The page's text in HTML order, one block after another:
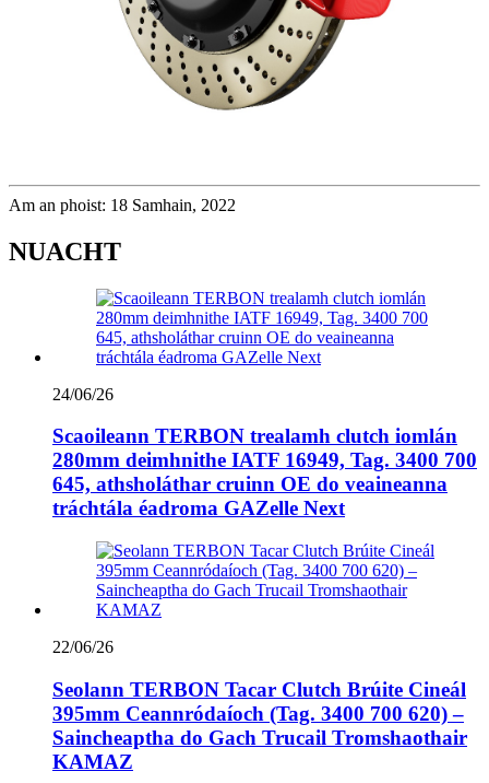
Am an phoist: 18 Samhain, 2022
NUACHT
24/06/26
Scaoileann TERBON trealamh clutch iomlán
280mm deimhnithe IATF 16949, Tag. 3400 700
645, athsholáthar cruinn OE do veaineanna
tráchtála éadroma GAZelle Next
22/06/26
Seolann TERBON Tacar Clutch Brúite Cineál
395mm Ceannródaíoch (Tag. 3400 700 620) –
Saincheaptha do Gach Trucail Tromshaothair
KAMAZ